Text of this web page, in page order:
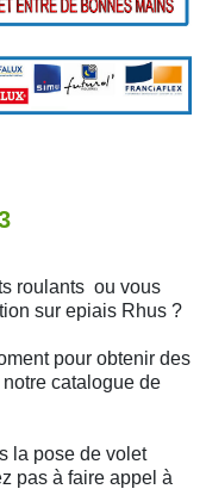
roulants ou vous
sur epiais Rhus ?
pour obtenir des
catalogue de
la pose de volet
pas à faire appel à